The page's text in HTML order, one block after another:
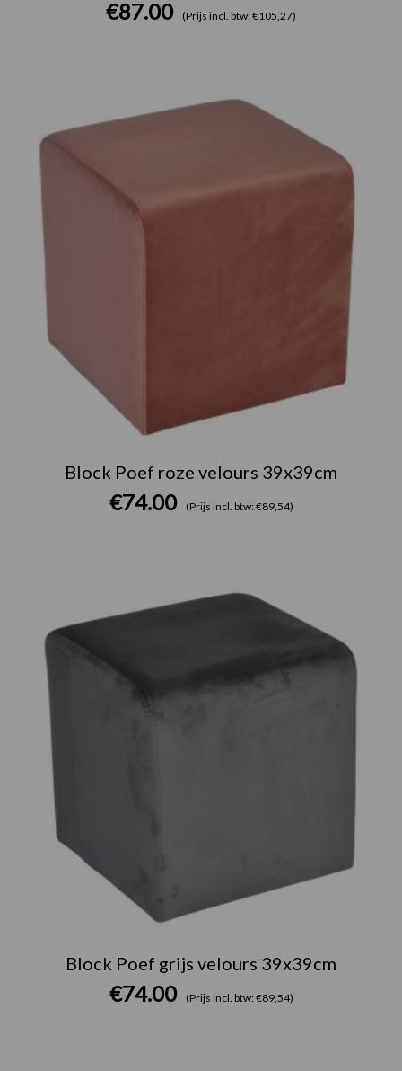
€87.00 (Prijs incl. btw: €105,27)
Block Poef roze velours 39x39cm
€74.00 (Prijs incl. btw: €89,54)
Block Poef grijs velours 39x39cm
€74.00 (Prijs incl. btw: €89,54)